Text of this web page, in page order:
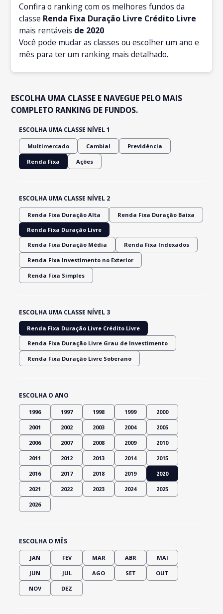
Confira o ranking com os melhores fundos da
classe Renda Fixa Duração Livre Crédito Livre
mais rentáveis de 2020
Você pode mudar as classes ou escolher um ano e
mês para ter um ranking mais detalhado.
ESCOLHA UMA CLASSE E NAVEGUE PELO MAIS
COMPLETO RANKING DE FUNDOS.
ESCOLHA UMA CLASSE NÍVEL 1
Multimercado Cambial Previdência
Renda Fixa Ações
ESCOLHA UMA CLASSE NÍVEL 2
Renda Fixa Duração Alta
Renda Fixa Duração Baixa
Renda Fixa Duração Livre
Renda Fixa Duração Média
Renda Fixa Indexados
Renda Fixa Investimento no Exterior
Renda Fixa Simples
ESCOLHA UMA CLASSE NÍVEL 3
Renda Fixa Duração Livre Crédito Livre
Renda Fixa Duração Livre Grau de Investimento
Renda Fixa Duração Livre Soberano
ESCOLHA O ANO
1996 1997 1998 1999 2000
2001 2002 2003 2004 2005
2006 2007 2008 2009 2010
2011 2012 2013 2014 2015
2016 2017 2018 2019 2020
2021 2022 2023 2024 2025
2026
ESCOLHA O MÊS
JAN FEV MAR ABR MAI
JUN JUL AGO SET OUT
NOV DEZ